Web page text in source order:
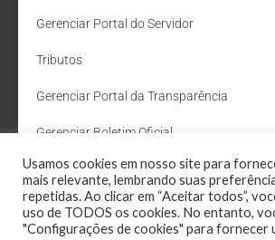
Gerenciar Portal do Servidor
Tributos
Gerenciar Portal da Transparência
Gerenciar Boletim Oficial
Departamento de Água e Esgoto
Administração Site
Usamos cookies em nosso site para
mais relevante, lembrando suas
repetidas. Ao clicar em “Aceitar todos”,
uso de TODOS os cookies. No entanto,
"Configurações de cookies" para fornecer